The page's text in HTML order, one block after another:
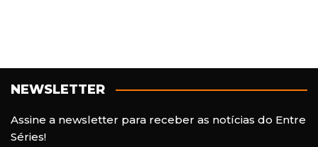
NEWSLETTER
Assine a newsletter para receber as notícias do Entre
Séries!